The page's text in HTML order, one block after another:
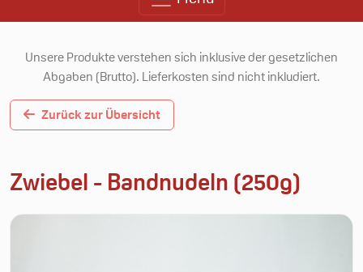
Unsere Produkte verstehen sich inklusive der gesetzlichen
Abgaben (Brutto). Lieferkosten sind nicht inkludiert.
Zurück zur Übersicht
Zwiebel - Bandnudeln (250g)